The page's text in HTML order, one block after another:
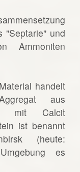
"Septarie" und
Ammoniten
handelt
aus
mit Calcit
ist benannt
(heute:
es